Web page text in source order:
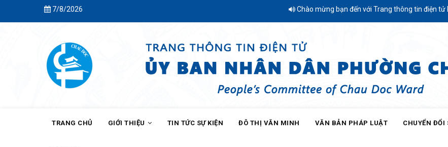
7/8/2026 Chào mừng bạn đến với Trang thông tin điện tử
NAVIGATION
TRANG CHỦ GIỚI THIỆU TIN TỨC SỰ KIỆN ĐÔ THỊ VĂN MINH VĂN BẢN PHÁP LUẬT CHUYỂN ĐỔI